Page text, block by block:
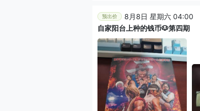
预出价
8月8日 星期六 04:00
自家阳台上种的钱币🐶第四期